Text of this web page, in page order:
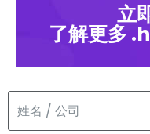
立
了解更多